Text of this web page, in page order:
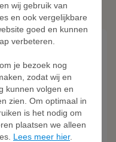
Groen/Wit
wij gebruik van
en ook vergelijkbare
goed en kunnen
verbeteren.
je bezoek nog
zodat wij en
kunnen volgen en
zien. Om optimaal in
is het nodig om
plaatsen we alleen
Lees meer hier.